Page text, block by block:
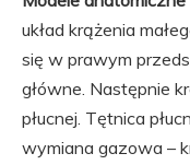
układ krążenia
się w prawym
główne. Następnie
płucnej. Tętnica
wymiana gazowa –